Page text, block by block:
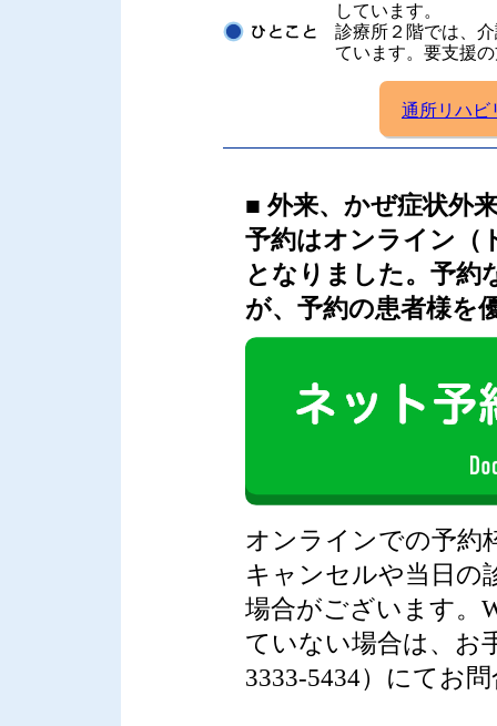
しています。
診療所２階では、
ています。要支援
通所リハビ
■ 外来、かぜ症状外
予約はオンライン（
となりました。予約
が、予約の患者様を
オンラインでの予約
キャンセルや当日の
場合がございます。
ていない場合は、お
3333-5434）にてお